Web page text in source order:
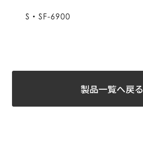
S・SF-6900
製品一覧へ戻る